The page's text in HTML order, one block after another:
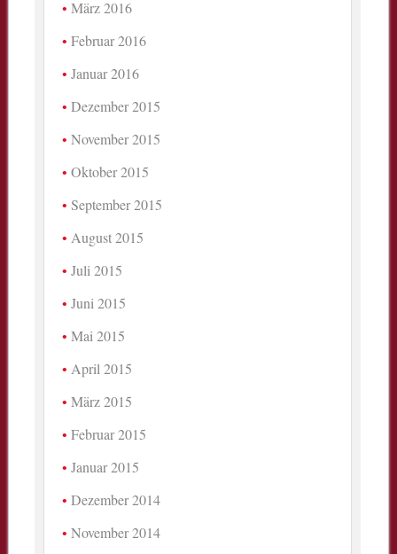
März 2016
Februar 2016
Januar 2016
Dezember 2015
November 2015
Oktober 2015
September 2015
August 2015
Juli 2015
Juni 2015
Mai 2015
April 2015
März 2015
Februar 2015
Januar 2015
Dezember 2014
November 2014